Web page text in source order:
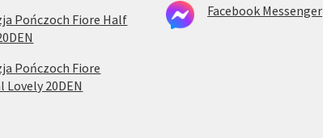
Pończoch Fiore Half
Pończoch Fiore
Lovely 20DEN
Facebook Messenger